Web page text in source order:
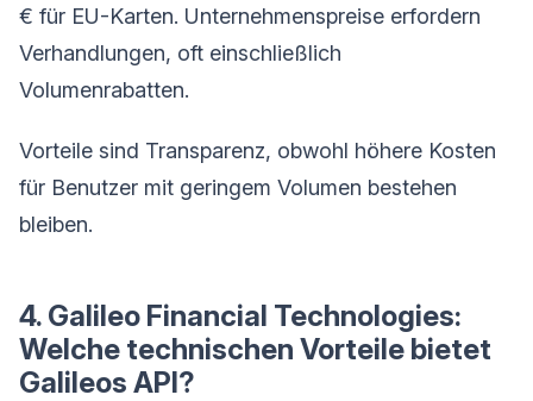
€ für EU-Karten. Unternehmenspreise erfordern
Verhandlungen, oft einschließlich
Volumenrabatten.
Vorteile sind Transparenz, obwohl höhere Kosten
für Benutzer mit geringem Volumen bestehen
bleiben.
4. Galileo Financial Technologies:
Welche technischen Vorteile bietet
Galileos API?